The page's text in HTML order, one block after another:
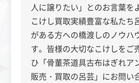
人に譲りたい」とのお言葉を
こけし買取実績豊富な私たち
がある方への橋渡しのノウハ
す。皆様の大切なこけしをご
ひ 「骨董茶道具古布はぎれ
販売・買取の呂芸」にお問い